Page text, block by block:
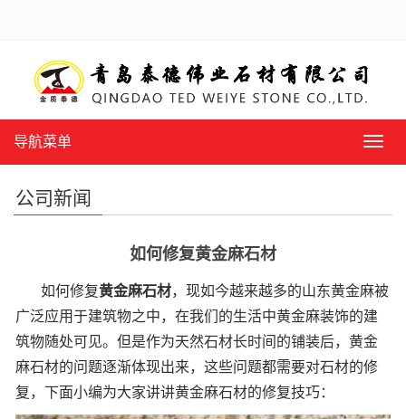
导
导航菜单
公司新闻
如何修复黄金麻石材
如何修复黄金麻石材，现如今越来越多的山东黄金麻被
广泛应用于建筑物之中，在我们的生活中黄金麻装饰的建
筑物随处可见。但是作为天然石材长时间的铺装后，黄金
麻石材的问题逐渐体现出来，这些问题都需要对石材的修
复，下面小编为大家讲讲黄金麻石材的修复技巧：